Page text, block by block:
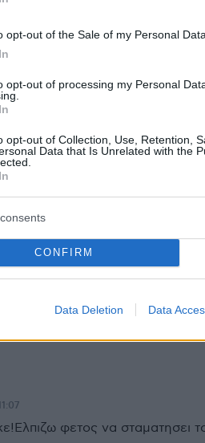
opt-out of the Sale of my Personal Data.
opt-out of processing my Personal
opt-out of Collection, Use, Retention,
Data that Is Unrelated with the
CONFIRM
Data Deletion Data
protothema.gr στο Google
(2)
φετος να σταματησει